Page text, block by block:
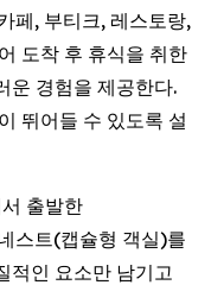
페, 부티크, 레스토랑,
도착 후 휴식을 취한
운 경험을 제공한다.
뛰어들 수 있도록 설
출발한
스트(캡슐형 객실)를
적인 요소만 남기고